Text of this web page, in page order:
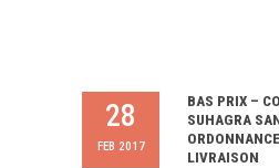
28
FEB 2017
BAS PRIX –
SUHAGRA
LIVRAISON